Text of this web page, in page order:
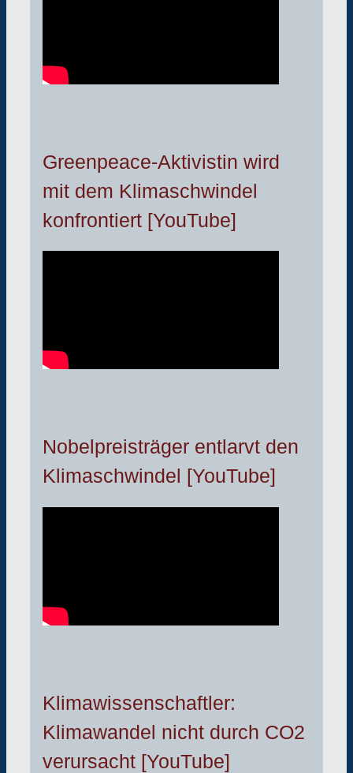
Greenpeace-Aktivistin wird
mit dem Klimaschwindel
konfrontiert [YouTube]
Nobelpreisträger entlarvt den
Klimaschwindel [YouTube]
Klimawissenschaftler:
Klimawandel nicht durch CO2
verursacht [YouTube]